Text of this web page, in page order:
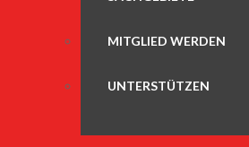
MITGLIED WERDEN
UNTERSTÜTZEN